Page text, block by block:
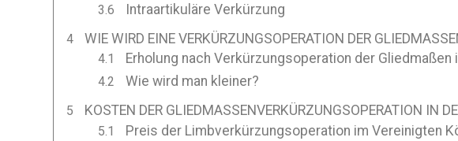
Intraartikuläre Verkürzung
WIE WIRD EINE VERKÜRZUNGSOPERATION DER
Erholung nach Verkürzungsoperation der Gliedmaßen
Wie wird man kleiner?
KOSTEN DER GLIEDMASSENVERKÜRZUNGSOPERATION IN
Preis der Limbverkürzungsoperation im Vereinigten